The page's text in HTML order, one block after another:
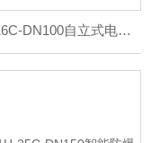
ZZYP-16C-DN100自立式电动调节阀